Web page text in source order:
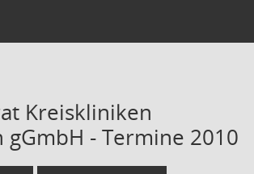
Kreiskliniken
gGmbH - Termine 2010